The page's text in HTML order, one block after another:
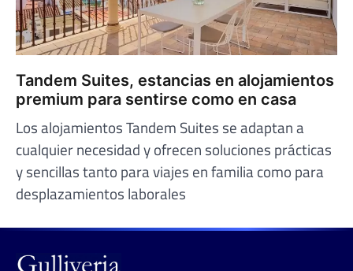
Tandem Suites, estancias en alojamientos
premium para sentirse como en casa
Los alojamientos Tandem Suites se adaptan a
cualquier necesidad y ofrecen soluciones prácticas
y sencillas tanto para viajes en familia como para
desplazamientos laborales